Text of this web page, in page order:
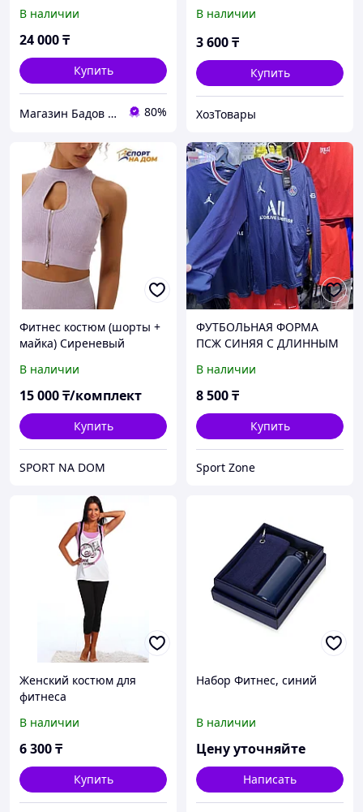
В наличии
24 000₸
Купить
Магазин Бадов и спортивного питания "Fitness Formula" 80%
XS,S все)
В наличии
3 600₸
Купить
ХозТовары
Фитнес костюм (шорты +
майка) Сиреневый
В наличии
15 000₸/комплект
Купить
SPORT NA DOM
ФУТБОЛЬНАЯ ФОРМА
ПСЖ СИНЯЯ С ДЛИННЫМ
В наличии
8 500₸
Купить
Sport Zone
Женский костюм для
фитнеса
В наличии
6 300₸
Купить
Набор Фитнес, синий
В наличии
Цену уточняйте
Написать